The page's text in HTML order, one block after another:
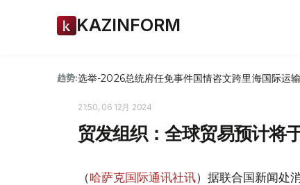
KAZINFORM
趋势:选举-2026总统府任免事件国情咨文跨里海国际运
21:50, 06 12月 2024
贸发组织：全球贸易预计将
（哈萨克国际通讯社讯）据联合国新闻处